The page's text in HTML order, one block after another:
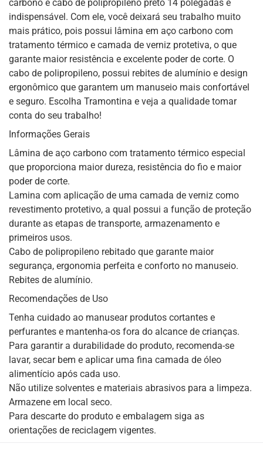
carbono e cabo de polipropileno preto 14 polegadas é
indispensável. Com ele, você deixará seu trabalho muito
mais prático, pois possui lâmina em aço carbono com
tratamento térmico e camada de verniz protetiva, o que
garante maior resistência e excelente poder de corte. O
cabo de polipropileno, possui rebites de alumínio e design
ergonômico que garantem um manuseio mais confortável
e seguro. Escolha Tramontina e veja a qualidade tomar
conta do seu trabalho!
Informações Gerais
Lâmina de aço carbono com tratamento térmico especial
que proporciona maior dureza, resistência do fio e maior
poder de corte.
Lamina com aplicação de uma camada de verniz como
revestimento protetivo, a qual possui a função de proteção
durante as etapas de transporte, armazenamento e
primeiros usos.
Cabo de polipropileno rebitado que garante maior
segurança, ergonomia perfeita e conforto no manuseio.
Rebites de alumínio.
Recomendações de Uso
Tenha cuidado ao manusear produtos cortantes e
perfurantes e mantenha-os fora do alcance de crianças.
Para garantir a durabilidade do produto, recomenda-se
lavar, secar bem e aplicar uma fina camada de óleo
alimentício após cada uso.
Não utilize solventes e materiais abrasivos para a limpeza.
Armazene em local seco.
Para descarte do produto e embalagem siga as
orientações de reciclagem vigentes.